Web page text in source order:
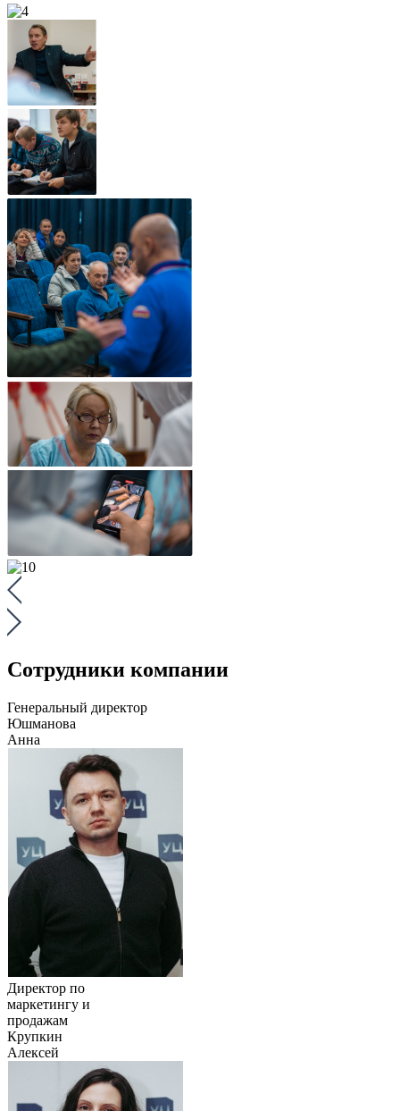
Сотрудники компании
Генеральный директор
Юшманова
Анна
Директор по
маркетингу и
продажам
Крупкин
Алексей